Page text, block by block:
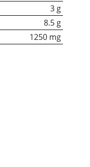
3 g
8.5 g
1250 mg